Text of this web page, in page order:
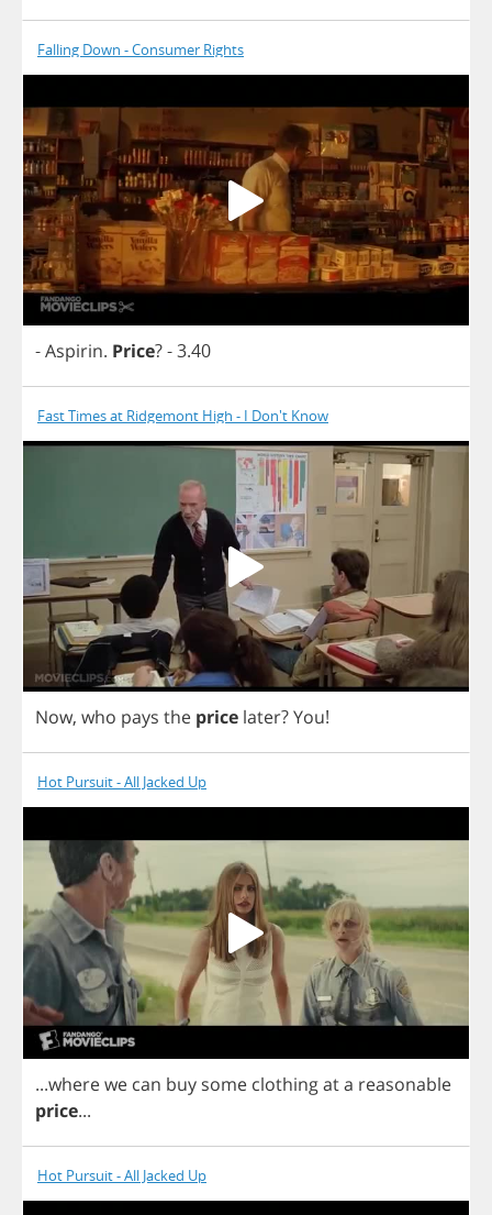
Falling Down - Consumer Rights
-Aspirin. Price?- 3.40
Fast Times at Ridgemont High - I Don't Know
Now, who pays the price later?You!
Hot Pursuit - All Jacked Up
...wherewe can buy some clothingata reasonable
price...
Hot Pursuit - All Jacked Up